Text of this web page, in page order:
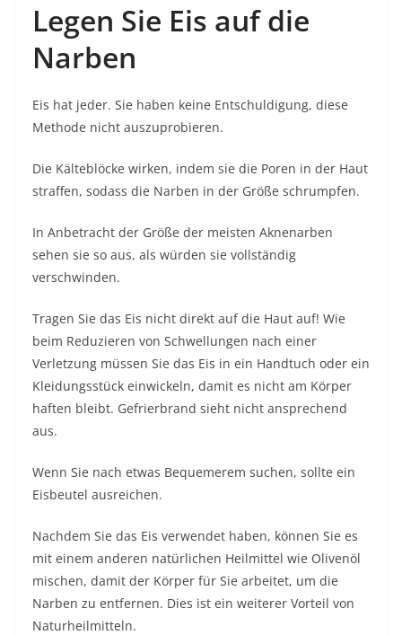
Legen Sie Eis auf die
Narben
Eis hat jeder. Sie haben keine Entschuldigung, diese
Methode nicht auszuprobieren.
Die Kälteblöcke wirken, indem sie die Poren in der Haut
straffen, sodass die Narben in der Größe schrumpfen.
In Anbetracht der Größe der meisten Aknenarben
sehen sie so aus, als würden sie vollständig
verschwinden.
Tragen Sie das Eis nicht direkt auf die Haut auf! Wie
beim Reduzieren von Schwellungen nach einer
Verletzung müssen Sie das Eis in ein Handtuch oder ein
Kleidungsstück einwickeln, damit es nicht am Körper
haften bleibt. Gefrierbrand sieht nicht ansprechend
aus.
Wenn Sie nach etwas Bequemerem suchen, sollte ein
Eisbeutel ausreichen.
Nachdem Sie das Eis verwendet haben, können Sie es
mit einem anderen natürlichen Heilmittel wie Olivenöl
mischen, damit der Körper für Sie arbeitet, um die
Narben zu entfernen. Dies ist ein weiterer Vorteil von
Naturheilmitteln.